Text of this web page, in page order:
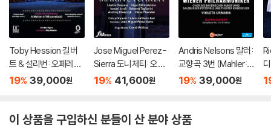
Toby Hession 길버
트 & 설리번: 오페레타 `
배심재판` 외 (Gilbert
19% 39,000원
Jose Miguel Perez-
Sierra 도니체티: 오페
라 `마리아 스투아르다`
19% 41,600원
Andris Nelsons 말러:
교향곡 3번 (Mahler: S
ymphony No.3)
19% 39,000원
이 상품을 구입하신 분들이 산 분야 상품